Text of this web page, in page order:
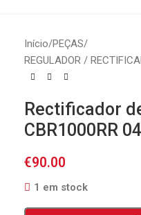
Início/PEÇAS/
REGULADOR /
Rectificador
CBR1000RR
€90.00
1 em stock